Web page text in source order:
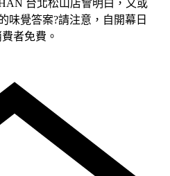
台北松山店會明白，又或
味覺答案?請注意，自開幕日
者免費。